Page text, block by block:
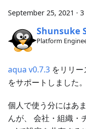
September 25, 2021 · 3
Shunsuke
Platform
aqua v0.7.3 をリリ
をサポートしました。
個人で使う分にはあ
んが、 会社・組織・